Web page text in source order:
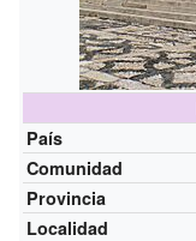
País
Comunidad
Provincia
Localidad